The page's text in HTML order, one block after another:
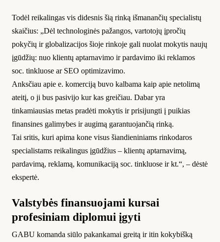
Todėl reikalingas vis didesnis šią rinką išmanančių specialistų
skaičius: „Dėl technologinės pažangos, vartotojų įpročių
pokyčių ir globalizacijos šioje rinkoje gali nuolat mokytis naujų
įgūdžių: nuo klientų aptarnavimo ir pardavimo iki reklamos
soc. tinkluose ar SEO optimizavimo.
Anksčiau apie e. komerciją buvo kalbama kaip apie netolimą
ateitį, o ji bus pasivijo kur kas greičiau. Dabar yra
tinkamiausias metas pradėti mokytis ir prisijungti į puikias
finansines galimybes ir augimą garantuojančią rinką.
Tai sritis, kuri apima kone visus šiandieniniams rinkodaros
specialistams reikalingus įgūdžius – klientų aptarnavimą,
pardavimą, reklamą, komunikaciją soc. tinkluose ir kt.“, – dėstė
ekspertė.
Valstybės finansuojami kursai
profesiniam diplomui įgyti
GABU komanda siūlo pakankamai greitą ir itin kokybišką